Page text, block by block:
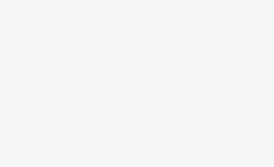
celów, ale osoba, której dane dotyczą,
wobec przetwarzania danych - do czasu
RODO, w przypadku gdy łącznie spełnione
umowy zawartej z osobą, której dane
art. 21 RODO, wobec